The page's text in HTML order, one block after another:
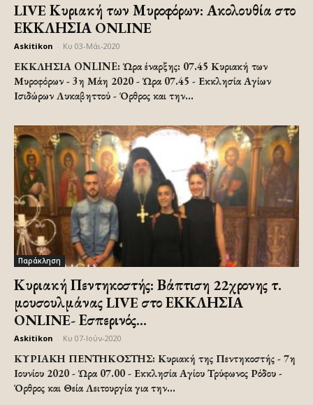
LIVE Κυριακή των Μυροφόρων: Ακολουθία στο
ΕΚΚΛΗΣΙΑ ONLINE
Askitikon Κυ 03-Μάι-2020
ΕΚΚΛΗΣΙΑ ONLINE: Ώρα έναρξης: 07.45 Κυριακή των
Μυροφόρων - 3η Μάη 2020 - Ώρα 07.45 - Εκκλησία Αγίων
Ισιδώρων Λυκαβηττού - Όρθρος και την...
Παράκληση
Κυριακή Πεντηκοστής: Βάπτιση 22χρονης τ.
μουσουλμάνας LIVE στο ΕΚΚΛΗΣΙΑ
ONLINE- Εσπερινός...
Askitikon Κυ 07-Ιούν-2020
ΚΥΡΙΑΚΗ ΠΕΝΤΗΚΟΣΤΗΣ: Κυριακή της Πεντηκοστής - 7η
Ιουνίου 2020 - Ώρα 07.00 - Εκκλησία Αγίου Τρύφωνος Ρόδου -
Όρθρος και Θεία Λειτουργία για την...